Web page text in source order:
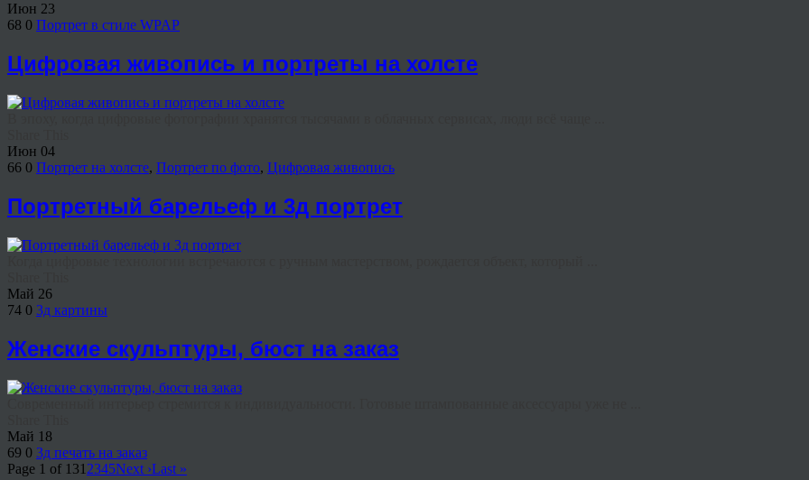
Июн 23
68 0 Портрет в стиле WPAP
Цифровая живопись и портреты на холсте
Июн 04
66 0 Портрет на холсте, Портрет по фото, Цифровая живопись
Портретный барельеф и 3д портрет
Май 26
74 0 3д картины
Женские скульптуры, бюст на заказ
Май 18
69 0 3д печать на заказ
Page 1 of 131 2345Next ›Last »